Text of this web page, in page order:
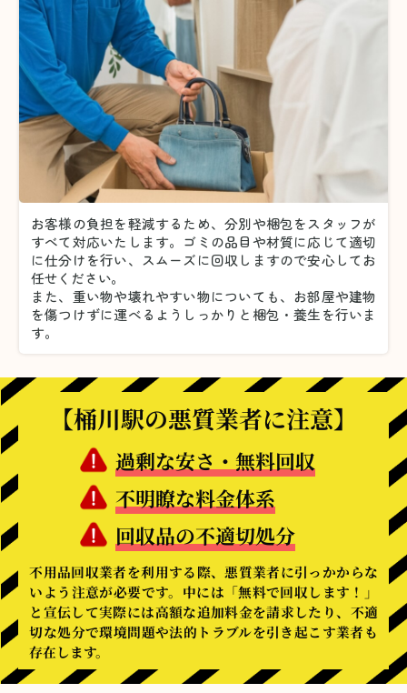
お客様の負担を軽減するため、分別や梱包をスタッフが
すべて対応いたします。 ゴミの品目や材質に応じて適切
に仕分けを行い、スムーズに回収しますので安心してお
任せください。
また、重い物や壊れやすい物についても、お部屋や建物
を傷つけずに運べるようしっかりと梱包・養生を行いま
す。
【桶川駅の悪質業者に注意】
過剰な安さ・無料回収
不明瞭な料金体系
回収品の不適切処分
不用品回収業者を利用する際、悪質業者に引っかからな
いよう注意が必要です。中には「無料で回収します！」
と宣伝して実際には高額な追加料金を請求したり、不適
切な処分で環境問題や法的トラブルを引き起こす業者も
存在します。